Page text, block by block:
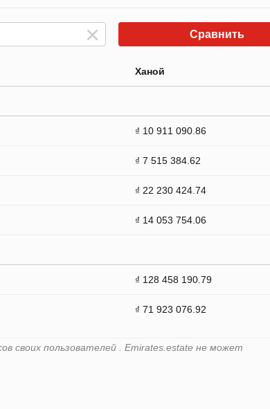
Сравнить
Ханой
₫ 10 911 090.86
₫ 7 515 384.62
₫ 22 230 424.74
₫ 14 053 754.06
₫ 128 458 190.79
₫ 71 923 076.92
своих пользователей . Emirates.estate не может